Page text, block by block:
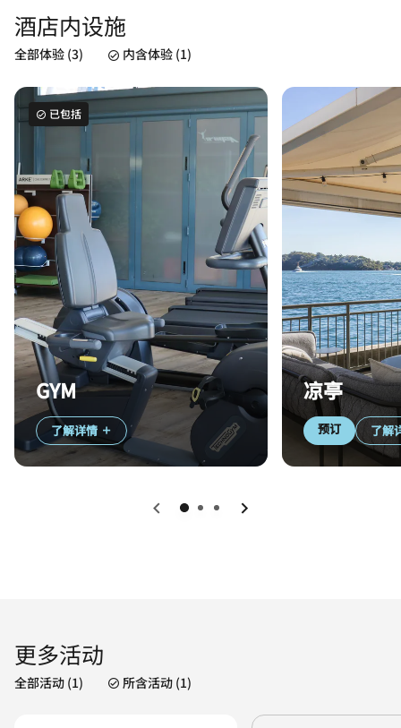
酒店内设施
全部体验 (3) 内含体验 (1)
已包括
GYM
了解详情
凉亭
预订 了解
上一页 下一页
更多活动
全部活动 (1) 所含活动 (1)